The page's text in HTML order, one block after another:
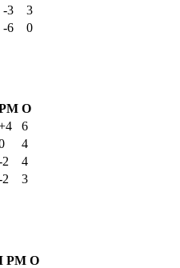
-3
3
-6
0
О
6
4
4
3
РМ О